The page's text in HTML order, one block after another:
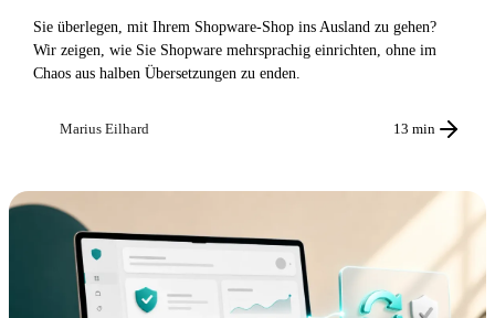
Sie überlegen, mit Ihrem Shopware-Shop ins Ausland zu gehen?
Wir zeigen, wie Sie Shopware mehrsprachig einrichten, ohne im
Chaos aus halben Übersetzungen zu enden.
Marius Eilhard 13 min